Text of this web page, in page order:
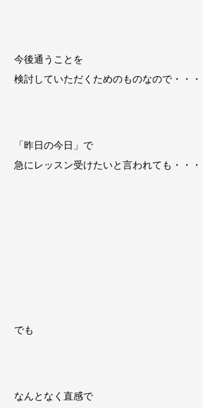
今後通うことを
検討していただくためのものなので・・・
「昨日の今日」で
急にレッスン受けたいと言われても・・・
でも
なんとなく直感で